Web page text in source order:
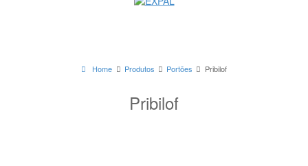
Home Produtos Portões Pribilof
Pribilof